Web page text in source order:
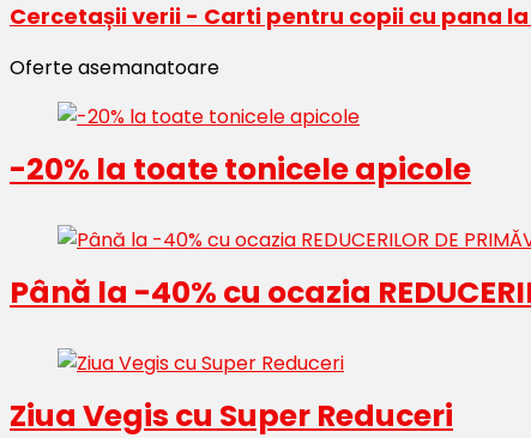
Cercetașii verii - Carti pentru copii cu pana
Oferte asemanatoare
-20% la toate tonicele apicole
Până la -40% cu ocazia
Ziua Vegis cu Super Reduceri